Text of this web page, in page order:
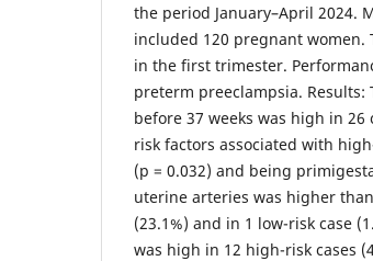
the period January–April 2024.
included 120 pregnant women.
in the first trimester.
preterm preeclampsia.
before 37 weeks was high in 26
risk factors associated with
(p = 0.032) and being
uterine arteries was higher
(23.1%) and in 1 low-risk case
was high in 12 high-risk cases